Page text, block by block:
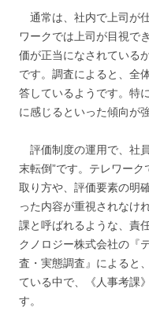
通常は、社内で上司が
ワークでは上司が目視で
価が正当になされている
です。調査によると、全
答しているようです。特
に感じるといった傾向が
評価制度の運用で、社
末転倒”です。テレワー
取り方や、評価要素の明
った内容が重視されなけ
課と呼ばれるような、責
クノロジー株式会社の『
査・実態調査』によると
ている中で、《人事考課
す。